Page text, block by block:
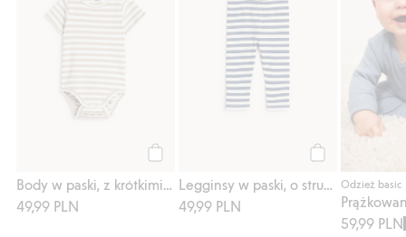
49,99 PLN
49,99 PLN
Odzież basic
59,99 PLN